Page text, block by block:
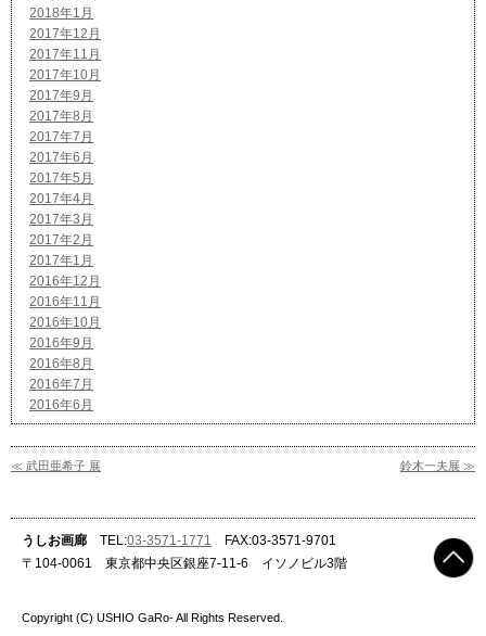
2018年1月
2017年12月
2017年11月
2017年10月
2017年9月
2017年8月
2017年7月
2017年6月
2017年5月
2017年4月
2017年3月
2017年2月
2017年1月
2016年12月
2016年11月
2016年10月
2016年9月
2016年8月
2016年7月
2016年6月
≪ 武田亜希子 展 鈴木一夫展 ≫
うしお画廊 TEL:03-3571-1771
FAX:03-3571-9701
〒104-0061 東京都中央区銀座7-11-6 イソノビル3階
Copyright (C) USHIO GaRo- All Rights Reserved.